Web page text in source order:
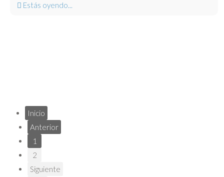
Estás oyendo...
Inicio
Anterior
1
2
Siguiente